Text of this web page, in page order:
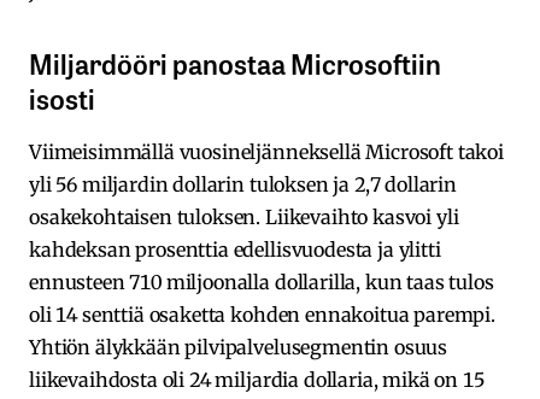
Miljardööri panostaa Microsoftiin
isosti
Viimeisimmällä vuosineljänneksellä Microsoft takoi
yli 56 miljardin dollarin tuloksen ja 2,7 dollarin
osakekohtaisen tuloksen. Liikevaihto kasvoi yli
kahdeksan prosenttia edellisvuodesta ja ylitti
ennusteen 710 miljoonalla dollarilla, kun taas tulos
oli 14 senttiä osaketta kohden ennakoitua parempi.
Yhtiön älykkään pilvipalvelusegmentin osuus
liikevaihdosta oli 24 miljardia dollaria, mikä on 15